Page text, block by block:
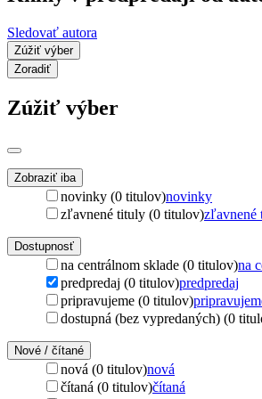
Sledovať autora
Zúžiť výber
Zoradiť
Zúžiť výber
Zobraziť iba
novinky (0 titulov)novinky
zľavnené tituly (0 titulov)zľavnené
Dostupnosť
na centrálnom sklade (0 titulov)na
predpredaj (0 titulov)predpredaj
pripravujeme (0 titulov)
dostupná (bez vypredaných) (0
Nové / čítané
nová (0 titulov)nová
čítaná (0 titulov)čítaná